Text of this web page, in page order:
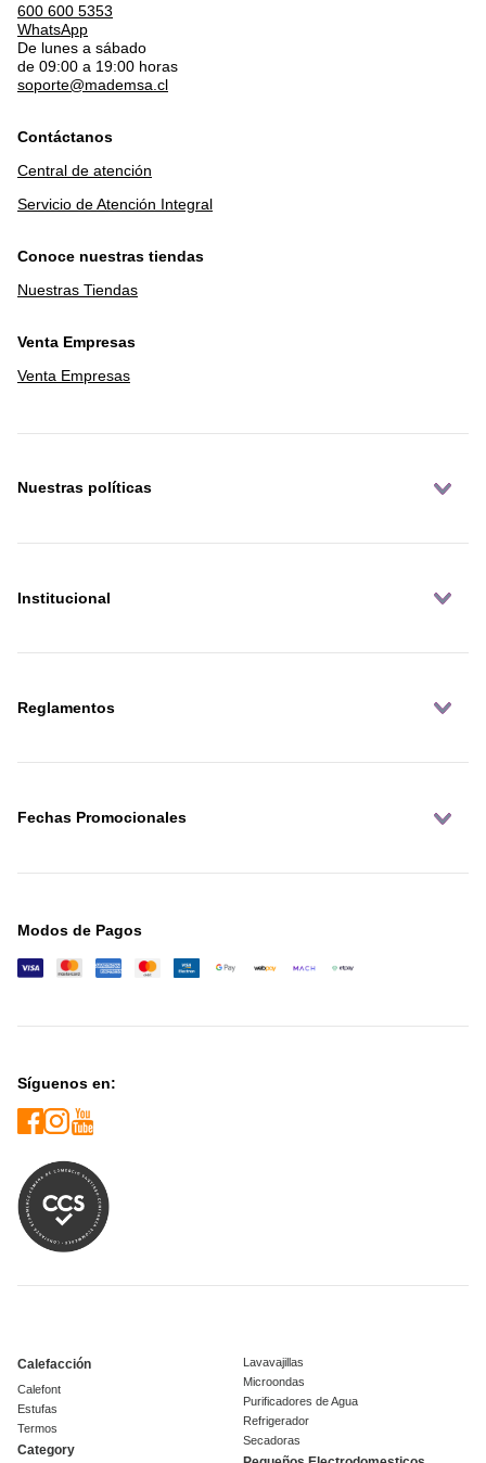
600 600 5353
WhatsApp
De lunes a sábado
de 09:00 a 19:00 horas
soporte@mademsa.cl
Contáctanos
Central de atención
Servicio de Atención Integral
Conoce nuestras tiendas
Nuestras Tiendas
Venta Empresas
Venta Empresas
Nuestras políticas
Institucional
Reglamentos
Fechas Promocionales
Modos de Pagos
Síguenos en:
Calefacción
Calefont
Estufas
Termos
Category
Lavavajillas
Microondas
Purificadores de Agua
Refrigerador
Secadoras